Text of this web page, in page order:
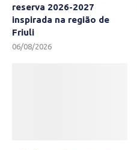
reserva 2026-2027
inspirada na região de
Friuli
06/08/2026